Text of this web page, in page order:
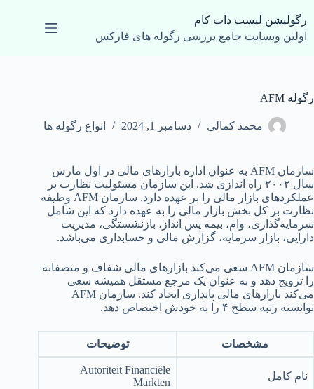
به
محتوا
رگولیشن لیست دات کام
اولین وبسایت جامع بررسی رگوله های فارکس
رگوله AFM
محمد کمالی دسامبر 1, 2024 انواع رگوله ها
سازمان AFM به عنوان اداره بازارهای مالی در اول مارس
سال ۲۰۰۲ راه اندازی شد. این سازمان مسئولیت نظارت بر
عملکردهای بازار مالی را بر عهده دارد. سازمان AFM وظیفه
نظارت بر کل بخش بازار مالی را به عهده دارد که این شامل
سرمایه‌گذاری، وام، بیمه پس انداز، بازنشستگی، مدیریت
دارایی، بازار سرمایه، گزارش مالی و حسابداری می‌باشد.
سازمان AFM سعی می‌کند بازارهای مالی شفاف و منصفانه
را ترویج دهد و به عنوان یک مرجع مستقل همیشه سعی
می‌کند بازارهای مالی پایداری ایجاد کند. سازمان AFM
توانسته رتبه سطح ۴ را به خودش اختصاص دهد.
مشخصات توضیحات
نام کامل
Autoriteit Financiële
Markten